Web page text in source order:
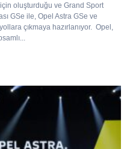
oluşturduğu ve Grand Sport
GSe ile, Opel Astra GSe ve
çıkmaya hazırlanıyor. Opel,